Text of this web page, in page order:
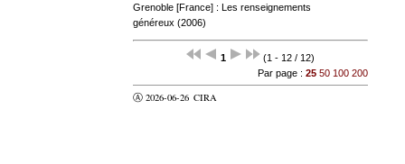
Grenoble [France] : Les renseignements
généreux (2006)
1
(1 - 12 / 12)
Par page : 25 50 100 200
Ⓐ 2026-06-26 CIRA